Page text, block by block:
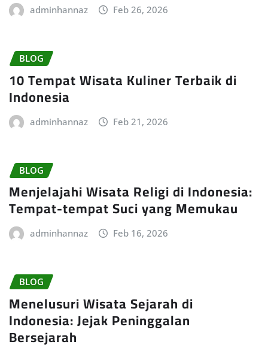
adminhannaz Feb 26, 2026
BLOG
10 Tempat Wisata Kuliner Terbaik di
Indonesia
adminhannaz Feb 21, 2026
BLOG
Menjelajahi Wisata Religi di Indonesia:
Tempat-tempat Suci yang Memukau
adminhannaz Feb 16, 2026
BLOG
Menelusuri Wisata Sejarah di
Indonesia: Jejak Peninggalan
Bersejarah